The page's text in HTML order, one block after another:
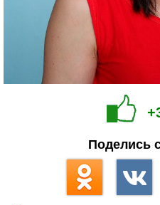
Поделись